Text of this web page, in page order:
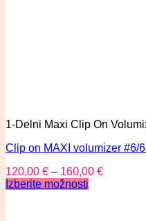
1-Delni Maxi Clip On
Clip on MAXI volumizer #6/
120,00 € – 160,00 €
Izberite možnosti